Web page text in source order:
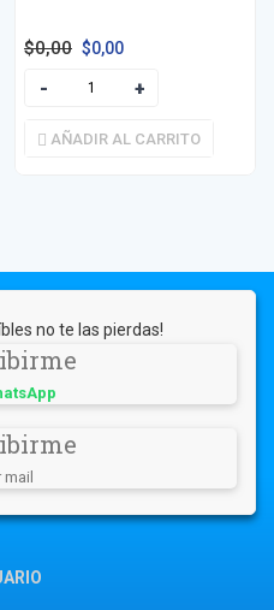
$0,00 $0,00
AÑADIR AL CARRITO
no te las pierdas!